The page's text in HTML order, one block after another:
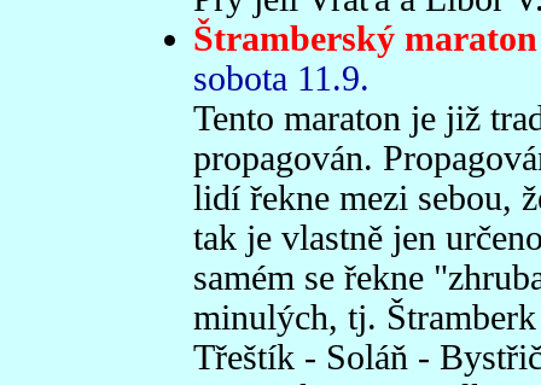
Štramberský maraton
sobota 11.9.
Tento maraton je již
propagován.
lidí řekne mezi sebou,
tak je vlastně jen
samém se řekne
minulých, tj.
Třeštík - Soláň -